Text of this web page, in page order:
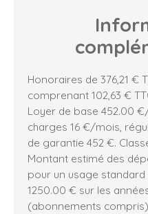
Honoraires de 376,21 €
comprenant 102,63 €
Loyer de base 452.00
charges 16 €/mois,
de garantie 452 €.
Montant estimé des
pour un usage
1250.00 € sur les
(abonnements